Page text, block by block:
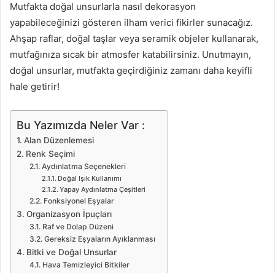
Mutfakta doğal unsurlarla nasıl dekorasyon
yapabileceğinizi gösteren ilham verici fikirler sunacağız.
Ahşap raflar, doğal taşlar veya seramik objeler kullanarak,
mutfağınıza sıcak bir atmosfer katabilirsiniz. Unutmayın,
doğal unsurlar, mutfakta geçirdiğiniz zamanı daha keyifli
hale getirir!
Bu Yazımızda Neler Var :
Alan Düzenlemesi
Renk Seçimi
Aydınlatma Seçenekleri
Doğal Işık Kullanımı
Yapay Aydınlatma Çeşitleri
Fonksiyonel Eşyalar
Organizasyon İpuçları
Raf ve Dolap Düzeni
Gereksiz Eşyaların Ayıklanması
Bitki ve Doğal Unsurlar
Hava Temizleyici Bitkiler